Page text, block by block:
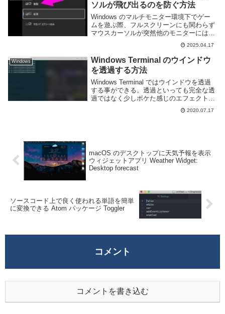
ソルが飛び出るのを防ぐ方法
Windows のマルチモニター環境下でゲー
ムを遊ぶ際、フルスクリーンにも関わらず
マウスカーソルが突然他のモニターにはみ
出てゲームプレイが中断されてしまうこと
がある。とくに FPS や TPS で発生しがち
だ。この現象はゲームがマルチモニタ...
2025.04.17
Windows
Windows Terminal のウインドウ
を透過する方法
Windows Terminal ではウインドウを透過
する事ができる。透過といっても完全な透
過ではなく少しボケた感じのエフェクトな
ので後ろのウインドウの内容が見えるとい
うわけではないが、見た目がカッコよくな
2020.07.17
macOS のデスクトップに天気予報を表示
ウィジェットアプリ Weather Widget:
Desktop forecast
ソースコード上で良く使われる単語を簡単
に変換できる Atom パッケージ Toggler
コメント
コメントを書き込む